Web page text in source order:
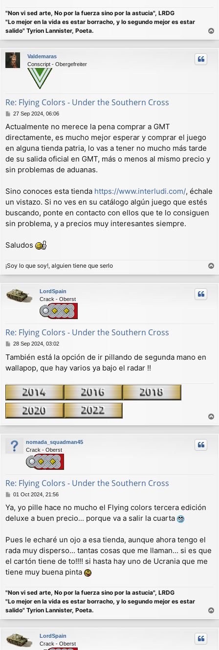
"Non vi sed arte, No por la fuerza sino por la astucia", LRDG
"Lo mejor en la vida es estar borracho, y lo segundo mejor es estar
salido" Tyrion Lannister, Poeta.
r
r
Valdemaras
Conscript - Obergefreiter
Re: Flying Colors - Under the Southern Cross
M
n
s
j
e
27 Sep 2024, 06:06
Actualmente no merece la pena comprar a GMT
directamente, es mucho mejor esperar y comprar el juego
en alguna tienda patria, lo vas a tener no mucho más tarde
de su salida oficial en GMT, más o menos al mismo precio y
sin problemas de aduanas.
Sino conoces esta tienda https://www.interludi.com/, échale
un vistazo. Si no ves en su catálogo algún juego que estés
buscando, ponte en contacto con ellos que te lo consiguen
sin problema, y a precios muy interesantes siempre.
Saludos
¡Soy lo que soy!, alguien tiene que serlo
r
r
LordSpain
Crack - Oberst
Re: Flying Colors - Under the Southern Cross
M
n
s
e
28 Sep 2024, 03:02
También está la opción de ir pillando de segunda mano en
wallapop, que hay varios ya bajo el radar !!
r
r
nomada_squadman45
Crack - Oberst
Re: Flying Colors - Under the Southern Cross
M
n
s
e
01 Oct 2024, 21:56
Ya, yo pille hace no mucho el Flying colors tercera edición
deluxe a buen precio... porque va a salir la cuarta
Pues le echaré un ojo a esa tienda, aunque ahora tengo el
rada muy disperso... tantas cosas que me llaman... si es que
el cartón tiene de to!!!! si hasta hay uno de Ucrania que me
tiene muy buena pinta
"Non vi sed arte, No por la fuerza sino por la astucia", LRDG
"Lo mejor en la vida es estar borracho, y lo segundo mejor es estar
salido" Tyrion Lannister, Poeta.
r
r
LordSpain
Crack - Oberst